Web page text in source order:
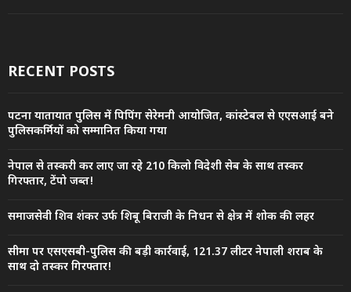
RECENT POSTS
पटना यातायात पुलिस में पिपिंग सेरेमनी आयोजित, कांस्टेबल से एएसआई बने
पुलिसकर्मियों को सम्मानित किया गया
नेपाल से तस्करी कर लाए जा रहे 210 किलो विदेशी सेब के साथ तस्कर
गिरफ्तार, टेंपो जब्त!
समाजसेवी शिव शंकर उर्फ शिबू बिराजी के निधन से क्षेत्र में शोक की लहर
सीमा पर एसएसबी-पुलिस की बड़ी कार्रवाई, 121.37 लीटर नेपाली शराब के
साथ दो तस्कर गिरफ्तार!